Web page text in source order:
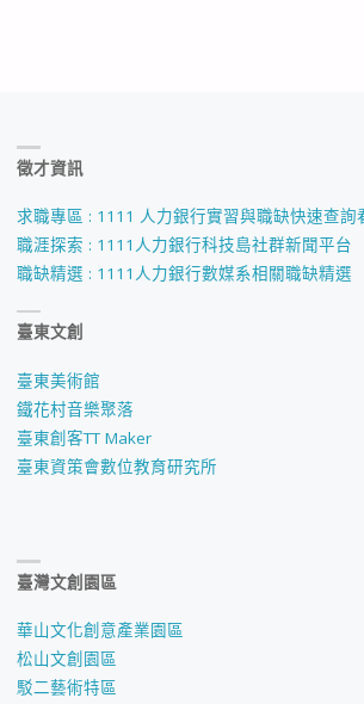
徵才資訊
求職專區 : 1111 人力銀行實習與職缺快速查詢
職涯探索 : 1111人力銀行科技島社群新聞平台
職缺精選 : 1111人力銀行數媒系相關職缺精選
臺東文創
臺東美術館
鐵花村音樂聚落
臺東創客TT Maker
臺東資策會數位教育研究所
臺灣文創園區
華山文化創意產業園區
松山文創園區
駁二藝術特區